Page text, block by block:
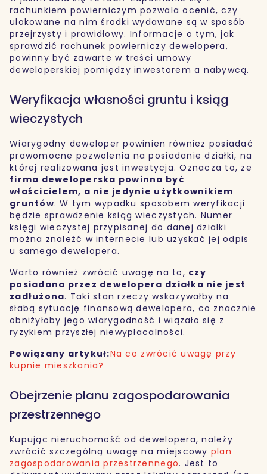
rachunkiem powierniczym pozwala ocenić, czy
ulokowane na nim środki wydawane są w sposób
przejrzysty i prawidłowy. Informacje o tym, jak
sprawdzić rachunek powierniczy dewelopera,
powinny być zawarte w treści umowy
deweloperskiej pomiędzy inwestorem a nabywcą.
Weryfikacja własności gruntu i ksiąg
wieczystych
Wiarygodny deweloper powinien również posiadać
prawomocne pozwolenia na posiadanie działki, na
której realizowana jest inwestycja. Oznacza to, że
firma deweloperska powinna być
właścicielem, a nie jedynie użytkownikiem
gruntów. W tym wypadku sposobem weryfikacji
będzie sprawdzenie ksiąg wieczystych. Numer
księgi wieczystej przypisanej do danej działki
można znaleźć w internecie lub uzyskać jej odpis
u samego dewelopera.
Warto również zwrócić uwagę na to, czy
posiadana przez dewelopera działka nie jest
zadłużona. Taki stan rzeczy wskazywałby na
słabą sytuację finansową dewelopera, co znacznie
obniżyłoby jego wiarygodność i wiązało się z
ryzykiem przyszłej niewypłacalności.
Powiązany artykuł:Na co zwrócić uwagę przy
kupnie mieszkania?
Obejrzenie planu zagospodarowania
przestrzennego
Kupując nieruchomość od dewelopera, należy
zwrócić szczególną uwagę na miejscowy plan
zagospodarowania przestrzennego. Jest to